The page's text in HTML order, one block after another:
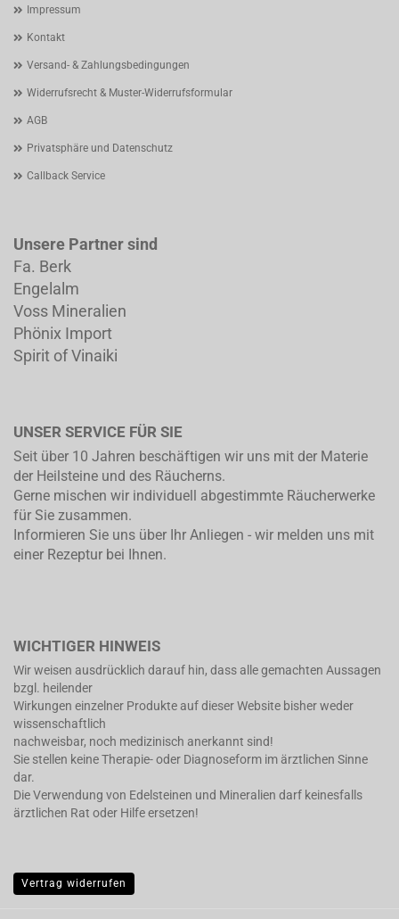
Impressum
Kontakt
Versand- & Zahlungsbedingungen
Widerrufsrecht & Muster-Widerrufsformular
AGB
Privatsphäre und Datenschutz
Callback Service
Unsere Partner sind
Fa. Berk
Engelalm
Voss Mineralien
Phönix Import
Spirit of Vinaiki
UNSER SERVICE FÜR SIE
Seit über 10 Jahren beschäftigen wir uns mit der Materie
der Heilsteine und des Räucherns.
Gerne mischen wir individuell abgestimmte Räucherwerke
für Sie zusammen.
Informieren Sie uns über Ihr Anliegen - wir melden uns mit
einer Rezeptur bei Ihnen.
WICHTIGER HINWEIS
Wir weisen ausdrücklich darauf hin, dass alle gemachten Aussagen
bzgl. heilender
Wirkungen einzelner Produkte auf dieser Website bisher weder
wissenschaftlich
nachweisbar, noch medizinisch anerkannt sind!
Sie stellen keine Therapie- oder Diagnoseform im ärztlichen Sinne
dar.
Die Verwendung von Edelsteinen und Mineralien darf keinesfalls
ärztlichen Rat oder Hilfe ersetzen!
Vertrag widerrufen